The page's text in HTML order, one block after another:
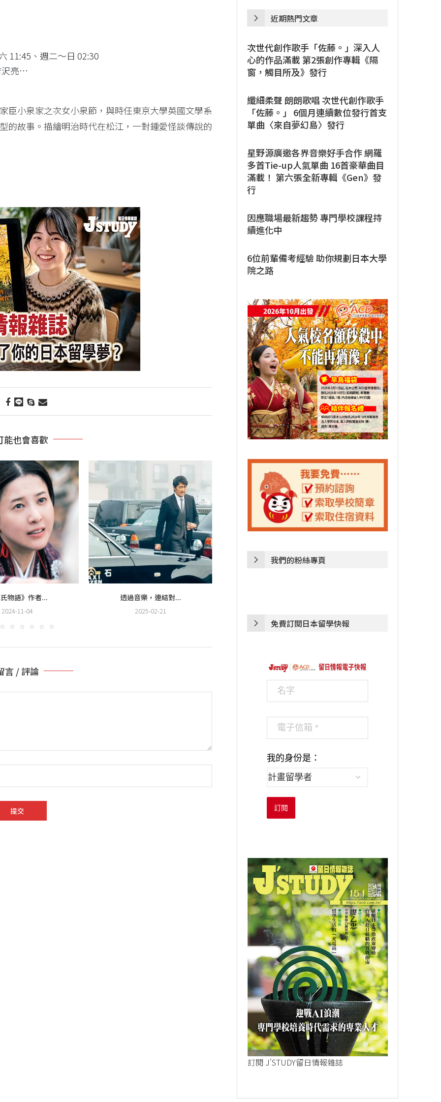
11:45、週二～日 02:30
沢亮…
臣小泉家之次女小泉節，與時任東京大學英國文學系
的故事。描繪明治時代在松江，一對鍾愛怪談傳說的
能也會喜歡
物語》作者...
2024-11-04
透過音樂，連結對...
2025-02-21
言 / 評論
近期熱門文章
次世代創作歌手「佐藤。」深入人
心的作品滿載 第2張創作專輯《隔
窗，觸目所及》發行
纖細柔聲 朗朗歌唱 次世代創作歌手
「佐藤。」 6個月連續數位發行首支
單曲〈來自夢幻島〉發行
星野源廣邀各界音樂好手合作 網羅
多首Tie-up人氣單曲 16首豪華曲目
滿載！ 第六張全新專輯《Gen》發
行
因應職場最新趨勢 專門學校課程持
續進化中
6位前輩備考經驗 助你規劃日本大學
院之路
我們的粉絲專頁
免費訂閱日本留學快報
我的身份是：
訂閱
訂閱 J'STUDY留日情報雜誌